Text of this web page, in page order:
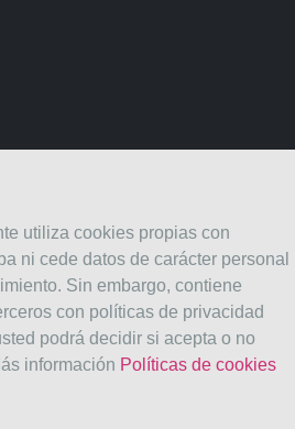
Todos los derechos reservados
utiliza cookies propias con
ni cede datos de carácter personal
Sin embargo, contiene
con políticas de privacidad
podrá decidir si acepta o no
información Políticas de cookies